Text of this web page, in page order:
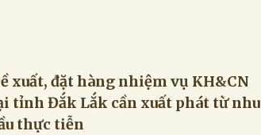
xuất, đặt hàng nhiệm vụ KH&CN
tỉnh Đắk Lắk cần xuất phát từ nhu
thực tiễn